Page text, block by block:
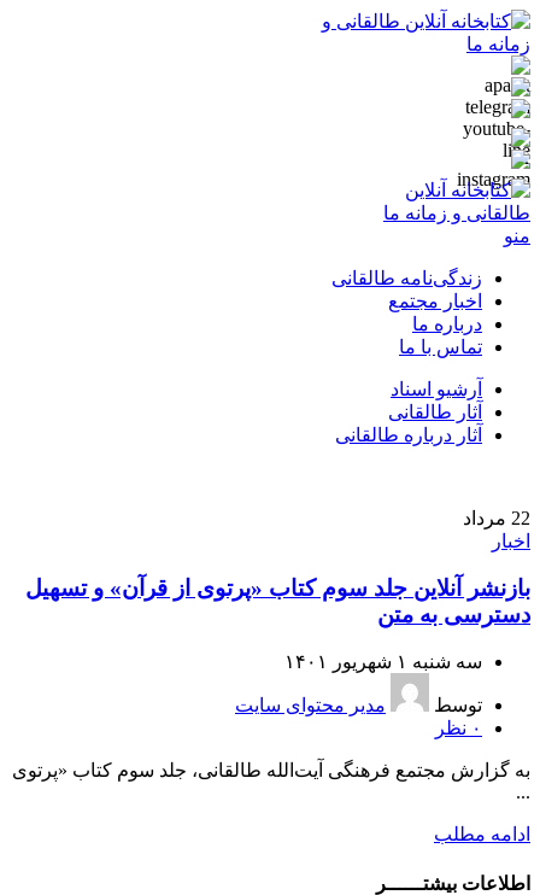
منو
زندگی‌نامه طالقانی
اخبار مجتمع
درباره ما
تماس با ما
آرشیو اسناد
آثار طالقانی
آثار درباره طالقانی
22 مرداد
اخبار
بازنشر آنلاین جلد سوم کتاب «پرتوی از قرآن» و تسهیل
دسترسی به متن
سه شنبه ۱ شهریور ۱۴۰۱
توسط
مدیر محتوای سایت
۰ نظر
به گزارش مجتمع فرهنگی آیت‌الله طالقانی، جلد سوم کتاب «پرتوی
...
ادامه مطلب
اطلاعات بیشتــــــر